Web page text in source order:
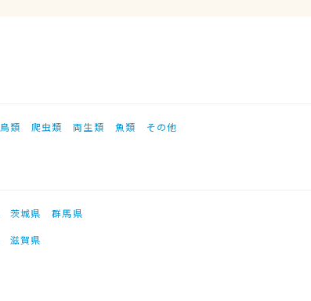
鳥類 爬虫類 両生類 魚類 その他
茨城県
群馬県
滋賀県